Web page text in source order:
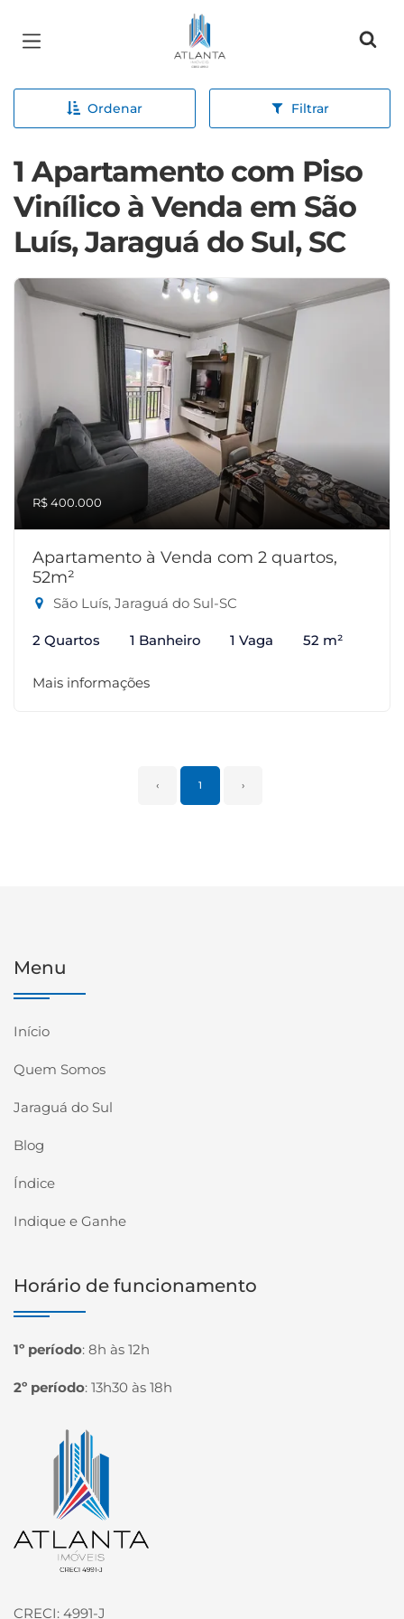
Página inicial
Ordenar Filtrar
1 Apartamento com Piso
Vinílico à Venda em São
Luís, Jaraguá do Sul, SC
R$ 400.000
Apartamento à Venda com 2 quartos,
52m²
São Luís, Jaraguá do Sul-SC
2 Quartos 1 Banheiro 1 Vaga 52 m²
Mais informações
‹ 1 ›
Menu
Início
Quem Somos
Jaraguá do Sul
Blog
Índice
Indique e Ganhe
Horário de funcionamento
1º período: 8h às 12h
2º período: 13h30 às 18h
Página inicial
CRECI: 4991-J